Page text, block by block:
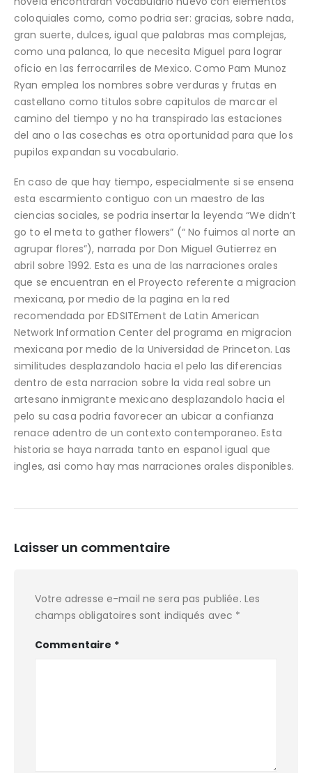
coloquiales como, como podri­a ser: gracias, sobre nada,
gran suerte, dulces, igual que palabras mas complejas,
como una palanca, lo que necesita Miguel para lograr
oficio en las ferrocarriles de Mexico. Como Pam Munoz
Ryan emplea los nombres sobre verduras y frutas en
castellano como titulos sobre capitulos de marcar el
camino del tiempo y no ha transpirado las estaciones
del ano o las cosechas es otra oportunidad para que los
pupilos expandan su vocabulario.
En caso de que hay tiempo, especialmente si se ensena
esta escarmiento contiguo con un maestro de las
ciencias sociales, se podria insertar la leyenda “We didn’t
go to el meta to gather flowers” (“ No fuimos al norte an
agrupar flores”), narrada por Don Miguel Gutierrez en
abril sobre 1992. Esta es una de las narraciones orales
que se encuentran en el Proyecto referente a migracion
mexicana, por medio de la pagina en la red
recomendada por EDSITEment de Latin American
Network Information Center del programa en migracion
mexicana por medio de la Universidad de Princeton. Las
similitudes desplazandolo hacia el pelo las diferencias
dentro de esta narracion sobre la vida real sobre un
artesano inmigrante mexicano desplazandolo hacia el
pelo su casa podria favorecer an ubicar a confianza
renace adentro de un contexto contemporaneo. Esta
historia se haya narrada tanto en espanol igual que
ingles, asi­ como hay mas narraciones orales disponibles.
Laisser un commentaire
Votre adresse e-mail ne sera pas publiée. Les
champs obligatoires sont indiqués avec *
Commentaire *